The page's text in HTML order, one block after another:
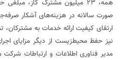
صورت سالانه در هزینه‌های آشکار
ارتقای کیفیت ارائه خدمات به
نیز حفظ محیط‌زیست از دیگر مزایای
مدیر فناوری اطلاعات و ارتباطات شرکت